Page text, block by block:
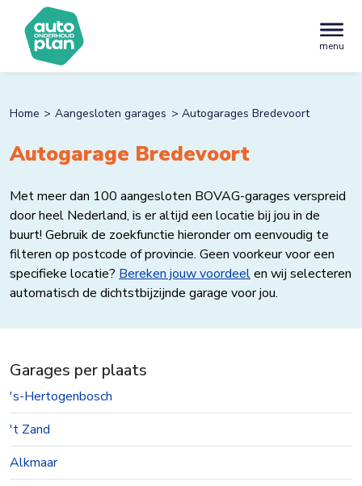
menu
Home Aangesloten garages Autogarages Bredevoort
Autogarage Bredevoort
Met meer dan 100 aangesloten BOVAG-garages verspreid
door heel Nederland, is er altijd een locatie bij jou in de
buurt! Gebruik de zoekfunctie hieronder om eenvoudig te
filteren op postcode of provincie. Geen voorkeur voor een
specifieke locatie? Bereken jouw voordeelen wij selecteren
automatisch de dichtstbijzijnde garage voor jou.
Garages per plaats
's-Hertogenbosch
't Zand
Alkmaar